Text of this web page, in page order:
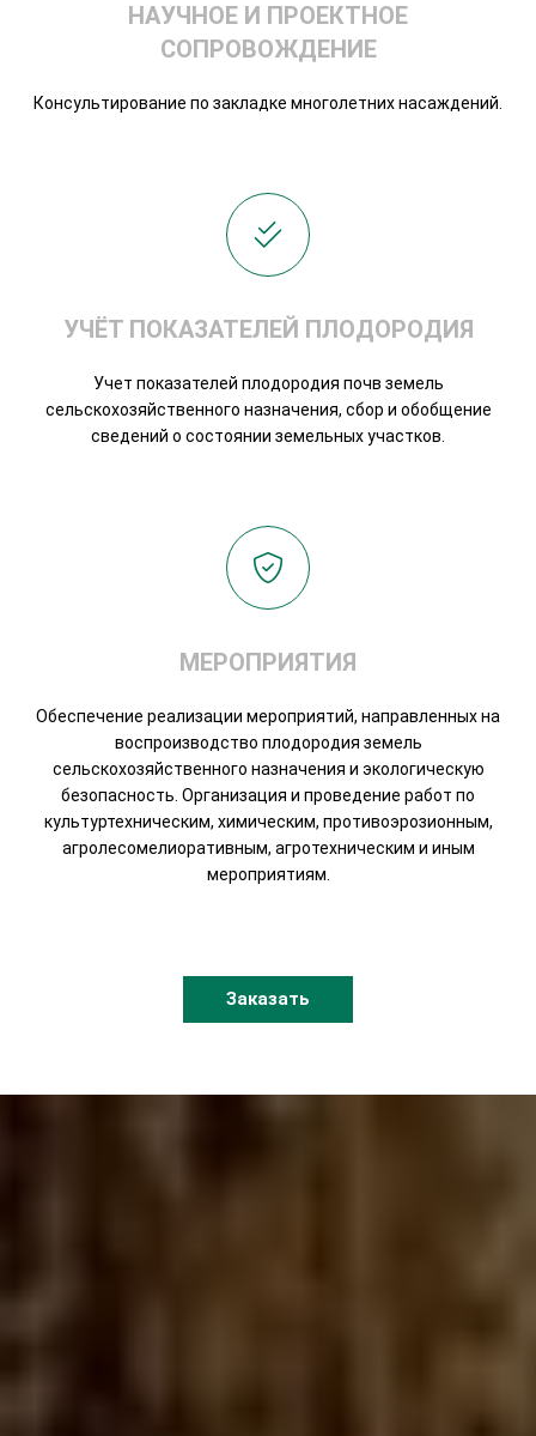
НАУЧНОЕ И ПРОЕКТНОЕ
СОПРОВОЖДЕНИЕ
Консультирование по закладке многолетних насаждений.
УЧЁТ ПОКАЗАТЕЛЕЙ ПЛОДОРОДИЯ
Учет показателей плодородия почв земель
сельскохозяйственного назначения, сбор и обобщение
сведений о состоянии земельных участков.
МЕРОПРИЯТИЯ
Обеспечение реализации мероприятий, направленных на
воспроизводство плодородия земель
сельскохозяйственного назначения и экологическую
безопасность. Организация и проведение работ по
культуртехническим, химическим, противоэрозионным,
агролесомелиоративным, агротехническим и иным
мероприятиям.
Заказать